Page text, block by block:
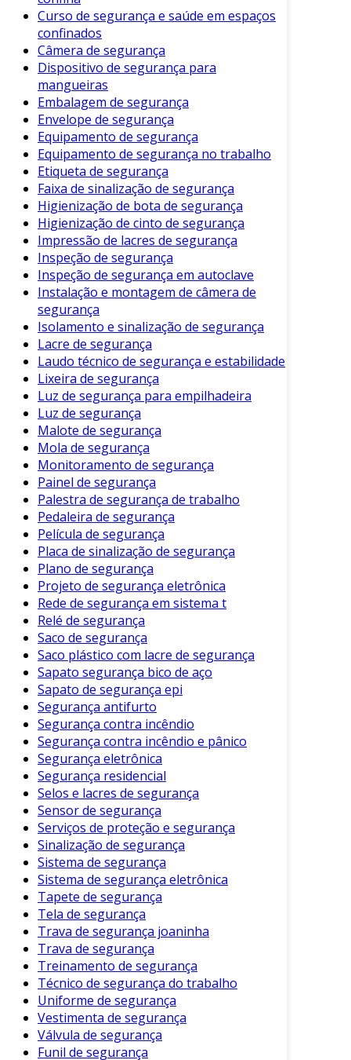
coletadas e desenvolva um plano de ação
para corrigir os problemas identificados.
Reavaliação: Programe inspeções
regulares para garantir a continuidade da
segurança no ambiente de trabalho.
Tipos de Inspeções de Segurança
Existem diferentes tipos de inspeções de
segurança que podem ser realizadas. Conhecê-
las pode ajudar a escolher a abordagem mais
adequada para cada situação. Veja alguns
exemplos:
Inspeção de Segurança Geral
condições de trabalho, políticas e práticas
de segurança de forma abrangente.
Inspeção de Equipamentos: Foca na
verificação do estado e segurança de
máquinas e ferramentas.
Inspeção de Saúde: Examina fatores que
podem afetar a saúde dos trabalhadores,
como ergonomia e exposição a
substâncias perigosas.
Além desses, as inspeções podem ser
programadas ou não programadas. As
inspeções programadas são realizadas em
intervalos regulares, enquanto as não
programadas acontecem em resposta a
incidentes ou mudanças no ambiente de
trabalho.
Ferramentas e Recursos
O uso de ferramentas adequadas é essencial
para realizar inspeções de segurança de
maneira eficiente. Entre os recursos
recomendados, destacam-se:
Checklists Digitais: Facilitam o registro e
acompanhamento das inspeções.
Aplicativos de Gestão de Segurança
Auxiliam na documentação e no
gerenciamento das ações corretivas.
Equipamentos de Proteção Individual
(EPIs): Garantem que os colaboradores
estejam protegidos durante a inspeção.
Adicionalmente, a capacitação dos funcionários
para reconhecer riscos e realizar inspeções é
crucial. Treinamentos regulares garantem que
todos estejam alinhados com os procedimentos
e normas de segurança.
Conclusão
Em suma, a inspeção de segurança é um
Curso de segurança e saúde em espaços
confinados
Câmera de segurança
Dispositivo de segurança para
mangueiras
Embalagem de segurança
Envelope de segurança
Equipamento de segurança
Equipamento de segurança no trabalho
Etiqueta de segurança
Faixa de sinalização de segurança
Higienização de bota de segurança
Higienização de cinto de segurança
Impressão de lacres de segurança
Inspeção de segurança
Inspeção de segurança em autoclave
Instalação e montagem de câmera de
segurança
Isolamento e sinalização de segurança
Lacre de segurança
Laudo técnico de segurança e estabilidade
Lixeira de segurança
Luz de segurança para empilhadeira
Luz de segurança
Malote de segurança
Mola de segurança
Monitoramento de segurança
Painel de segurança
Palestra de segurança de trabalho
Pedaleira de segurança
Película de segurança
Placa de sinalização de segurança
Plano de segurança
Projeto de segurança eletrônica
Rede de segurança em sistema t
Relé de segurança
Saco de segurança
Saco plástico com lacre de segurança
Sapato segurança bico de aço
Sapato de segurança epi
Segurança antifurto
Segurança contra incêndio
Segurança contra incêndio e pânico
Segurança eletrônica
Segurança residencial
Selos e lacres de segurança
Sensor de segurança
Serviços de proteção e segurança
Sinalização de segurança
Sistema de segurança
Sistema de segurança eletrônica
Tapete de segurança
Tela de segurança
Trava de segurança joaninha
Trava de segurança
Treinamento de segurança
Técnico de segurança do trabalho
Uniforme de segurança
Vestimenta de segurança
Válvula de segurança
Funil de segurança